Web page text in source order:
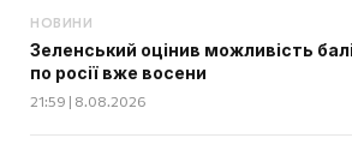
НОВИНИ
Зеленський оцінив можливість
по росії вже восени
21:59 | 8.08.2026